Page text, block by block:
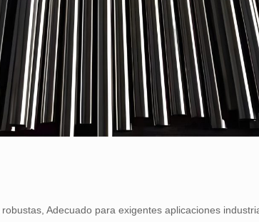
Adecuado para exigentes aplicaciones